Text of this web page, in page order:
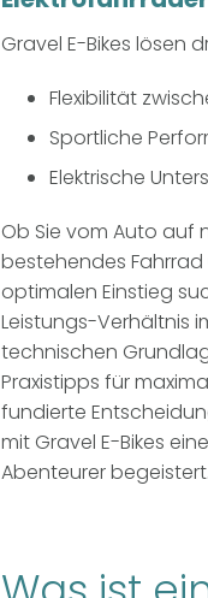
Gravel E-Bikes lösen
Flexibilität
Sportliche
Elektrische
Ob Sie vom Auto auf
bestehendes
optimalen Einstieg
Leistungs-Verhältnis
technischen
Praxistipps für
fundierte
mit Gravel E-Bikes
Abenteurer begeistert.